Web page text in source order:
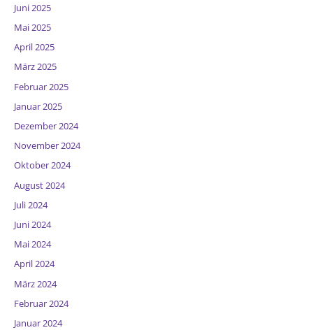
Juni 2025
Mai 2025
April 2025
März 2025
Februar 2025
Januar 2025
Dezember 2024
November 2024
Oktober 2024
August 2024
Juli 2024
Juni 2024
Mai 2024
April 2024
März 2024
Februar 2024
Januar 2024